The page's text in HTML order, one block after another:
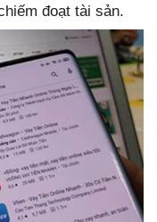
đoạt tài sản.